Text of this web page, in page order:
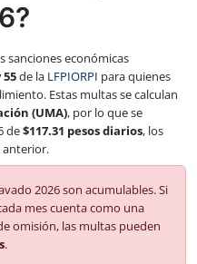
sanciones económicas
de la LFPIORPI para quienes
Estas multas se calculan
(UMA), por lo que se
de$117.31 pesos diarios, los
anterior.
2026 son acumulables. Si
mes cuenta como una
omisión, las multas pueden
.